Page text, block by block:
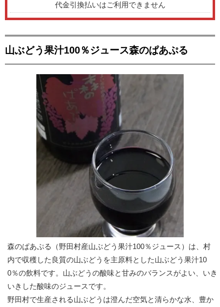
代金引換払いはご利用できません
山ぶどう果汁100％ジュース森のぱあぷる
森のぱあぷる（野田村産山ぶどう果汁100％ジュース）は、村
内で収穫した良質の山ぶどうを主原料とした山ぶどう果汁10
0％の飲料です。山ぶどうの酸味と甘みのバランスがよい、いき
いきした酸味のジュースです。
野田村で生産される山ぶどうは澄んだ空気と清らかな水、豊か